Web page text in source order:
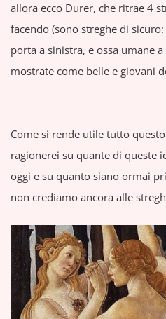
allora ecco Durer, che ritrae 4
facendo (sono streghe di
porta a sinistra, e ossa umane
mostrate come belle e giovani
Come si rende utile tutto
ragionerei su quante di queste
oggi e su quanto siano ormai
non crediamo ancora alle